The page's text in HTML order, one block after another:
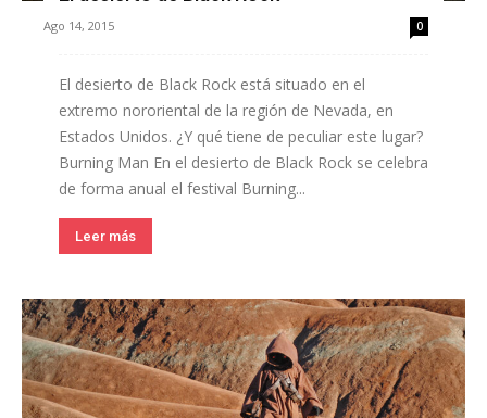
Ago 14, 2015 0
El desierto de Black Rock está situado en el
extremo nororiental de la región de Nevada, en
Estados Unidos. ¿Y qué tiene de peculiar este lugar?
Burning Man En el desierto de Black Rock se celebra
de forma anual el festival Burning...
Leer más